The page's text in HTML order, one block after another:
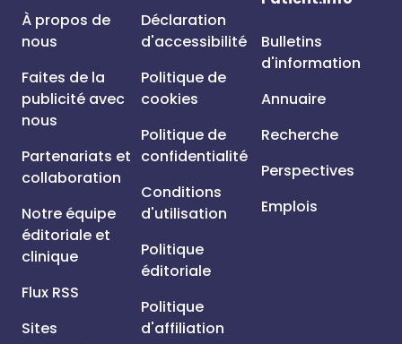
À propos de
nous
Faites de la
publicité avec
nous
Partenariats et
collaboration
Notre équipe
éditoriale et
clinique
Flux RSS
Sites
Déclaration
d'accessibilité
Politique de
cookies
Politique de
confidentialité
Conditions
d'utilisation
Politique
éditoriale
Politique
d'affiliation
Bulletins
d'information
Annuaire
Recherche
Perspectives
Emplois